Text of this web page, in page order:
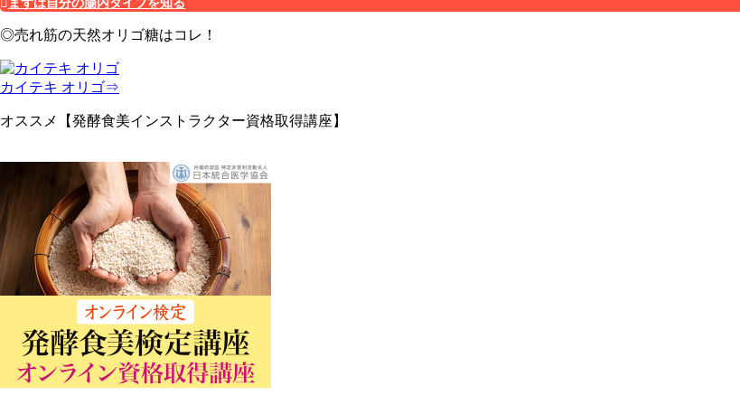
まずは自分の腸内タイプを知る
◎売れ筋の天然オリゴ糖はコレ！
カイテキ オリゴ⇒
オススメ【発酵食美インストラクター資格取得講座】